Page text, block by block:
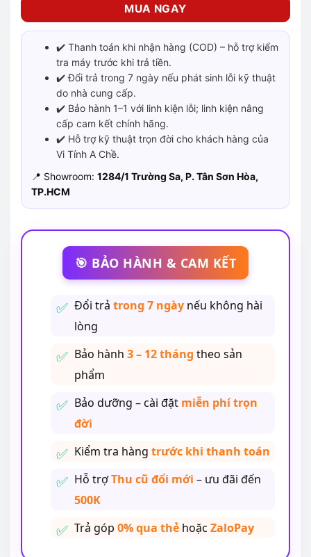
MUA NGAY
✔️ Thanh toán khi nhận hàng (COD) – hỗ trợ kiểm
tra máy trước khi trả tiền.
✔️ Đổi trả trong 7 ngày nếu phát sinh lỗi kỹ thuật
do nhà cung cấp.
✔️ Bảo hành 1–1 với linh kiện lỗi; linh kiện nâng
cấp cam kết chính hãng.
✔️ Hỗ trợ kỹ thuật trọn đời cho khách hàng của
Vi Tính A Chề.
📍 Showroom: 1284/1 Trường Sa, P. Tân Sơn Hòa,
TP.HCM
🎯 BẢO HÀNH & CAM KẾT
Đổi trả trong 7 ngàynếu không hài
lòng
Bảo hành 3 – 12 tháng theo sản
phẩm
Bảo dưỡng – cài đặt miễn phí trọn
đời
Kiểm tra hàng trước khi thanh toán
Hỗ trợThu cũ đổi mới – ưu đãi đến
500K
Trả góp 0% qua thẻhoặc ZaloPay